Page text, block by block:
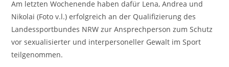
Am letzten Wochenende haben dafür Lena, Andrea und
Nikolai (Foto v.l.) erfolgreich an der Qualifizierung des
Landessportbundes NRW zur Ansprechperson zum Schutz
vor sexualisierter und interpersoneller Gewalt im Sport
teilgenommen.